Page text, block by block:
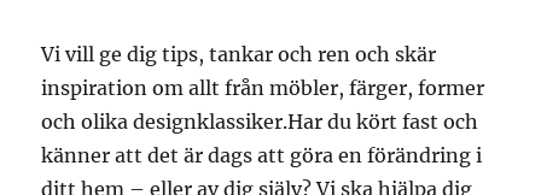
Vi vill ge dig tips, tankar och ren och skär
inspiration om allt från möbler, färger, former
och olika designklassiker.Har du kört fast och
känner att det är dags att göra en förändring i
ditt hem – eller av dig själv? Vi ska hjälpa dig